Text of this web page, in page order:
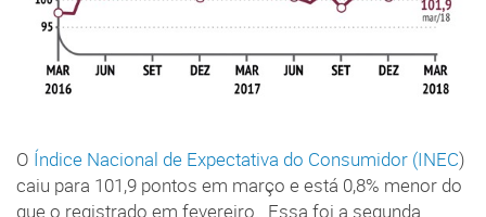
O Índice Nacional de Expectativa do Consumidor (INEC)
caiu para 101,9 pontos em março e está 0,8% menor do
que o registrado em fevereiro. Essa foi a segunda